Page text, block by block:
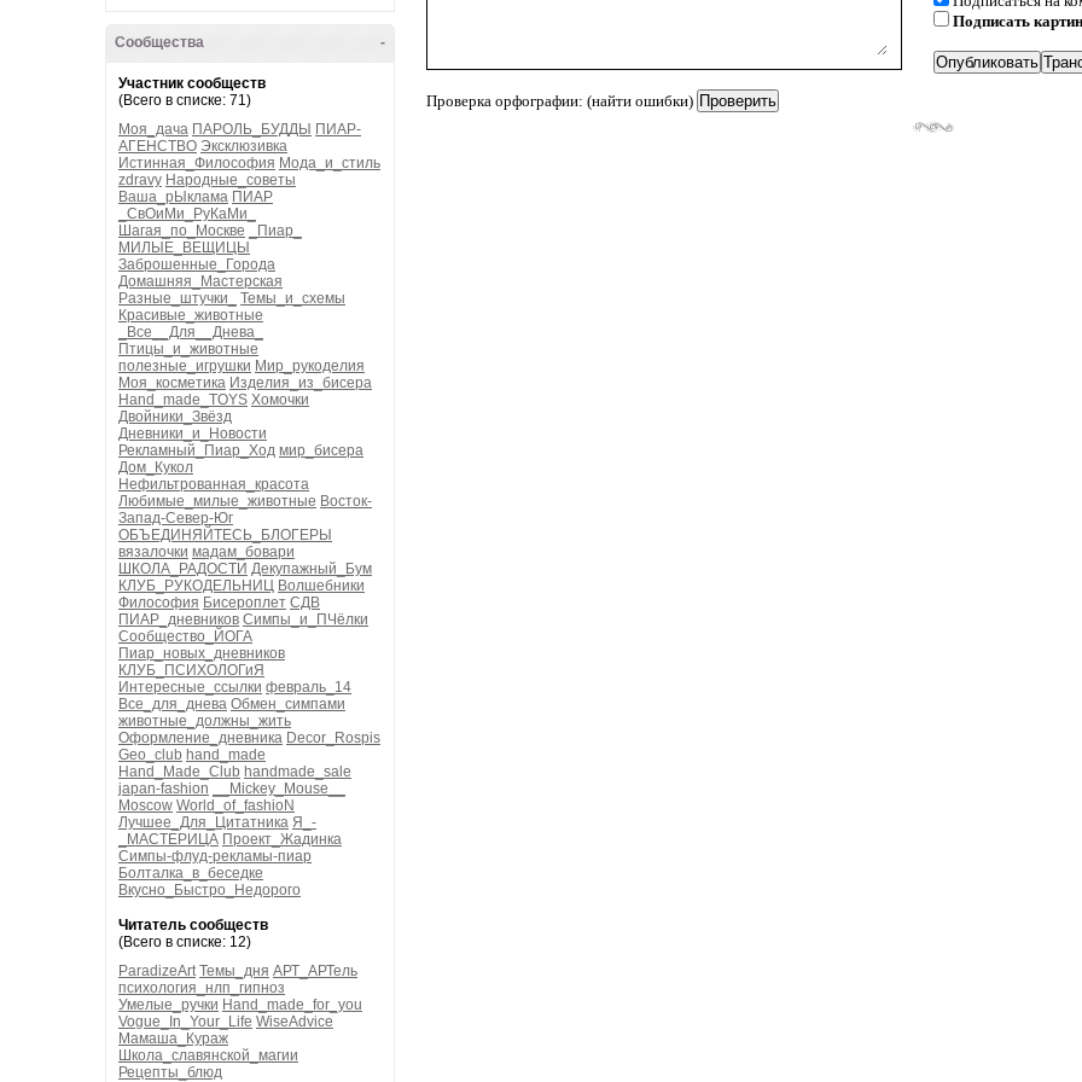
-
Сообщества
Участник сообществ
(Всего в списке: 71)
Моя_дача ПАРОЛЬ_БУДДЫ ПИАР-
АГЕНСТВО Эксклюзивка
Истинная_Философия Мода_и_стиль
zdravy Народные_советы
Ваша_рЫклама ПИАР
_СвОиМи_РуКаМи_
Шагая_по_Москве
_Пиар_
МИЛЫЕ_ВЕЩИЦЫ
Заброшенные_Города
Домашняя_Мастерская
Разные_штучки_
Темы_и_схемы
Красивые_животные
_Все__Для__Днева_
Птицы_и_животные
полезные_игрушки Мир_рукоделия
Моя_косметика Изделия_из_бисера
Hand_made_TOYS Хомочки
Двойники_Звёзд
Дневники_и_Новости
Рекламный_Пиар_Ход мир_бисера
Дом_Кукол
Нефильтрованная_красота
Любимые_милые_животные Восток-
Запад-Север-Юг
ОБЪЕДИНЯЙТЕСЬ_БЛОГЕРЫ
вязалочки мадам_бовари
ШКОЛА_РАДОСТИ Декупажный_Бум
КЛУБ_РУКОДЕЛЬНИЦ Волшебники
Философия Бисероплет СДВ
ПИАР_дневников Симпы_и_ПЧёлки
Сообщество_ЙОГА
Пиар_новых_дневников
КЛУБ_ПСИХОЛОГиЯ
Интересные_ссылки февраль_14
Все_для_днева Обмен_симпами
животные_должны_жить
Оформление_дневника Decor_Rospis
Geo_club hand_made
Hand_Made_Club handmade_sale
japan-fashion
__Mickey_Mouse__
Moscow World_of_fashioN
Лучшее_Для_Цитатника Я_-
_МАСТЕРИЦА Проект_Жадинка
Симпы-флуд-рекламы-пиар
Болталка_в_беседке
Вкусно_Быстро_Недорого
Читатель сообществ
(Всего в списке: 12)
ParadizeArt Темы_дня АРТ_АРТель
психология_нлп_гипноз
Умелые_ручки Hand_made_for_you
Vogue_In_Your_Life WiseAdvice
Мамаша_Кураж
Школа_славянской_магии
Рецепты_блюд
Проверка орфографии: (найти ошибки)
Подписать